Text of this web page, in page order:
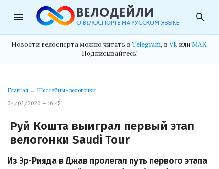
menu search
Новости велоспорта можно читать в Telegram, в VK илиMAX.
Подписывайтесь!
Главная → Шоссейные велогонки
04/02/2020 — 16:45
Руй Кошта выиграл первый этап
велогонки Saudi Tour
Из Эр-Рияда в Джав пролегал путь первого этапа